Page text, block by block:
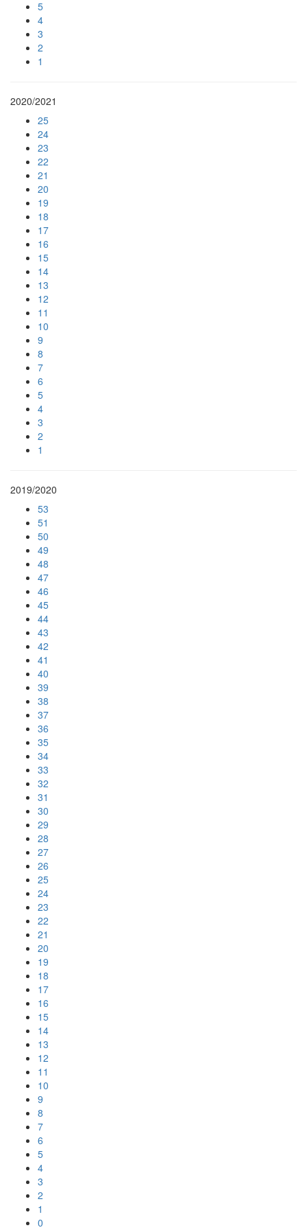
5
4
3
2
1
2020/2021
25
24
23
22
21
20
19
18
17
16
15
14
13
12
11
10
9
8
7
6
5
4
3
2
1
2019/2020
53
51
50
49
48
47
46
45
44
43
42
41
40
39
38
37
36
35
34
33
32
31
30
29
28
27
26
25
24
23
22
21
20
19
18
17
16
15
14
13
12
11
10
9
8
7
6
5
4
3
2
1
0